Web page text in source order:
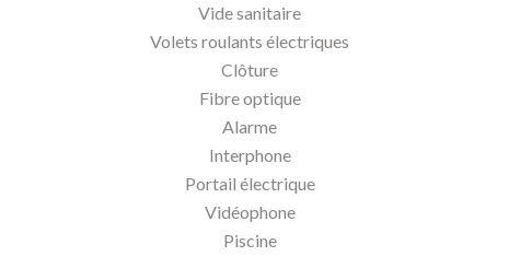
Vide sanitaire
Volets roulants électriques
Clôture
Fibre optique
Alarme
Interphone
Portail électrique
Vidéophone
Piscine